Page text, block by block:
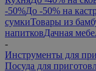
-50%До -50% на
сумкиТовары из
напитковДачная
-
Инструменты для
Посуда для